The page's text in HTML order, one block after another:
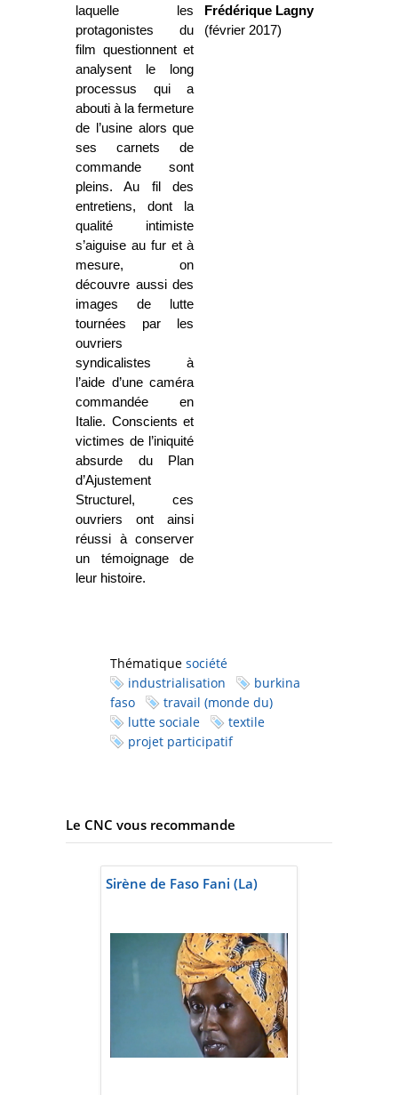
laquelle les
protagonistes du
film questionnent et
analysent le long
processus qui a
abouti à la fermeture
de l’usine alors que
ses carnets de
commande sont
pleins. Au fil des
entretiens, dont la
qualité intimiste
s’aiguise au fur et à
mesure, on
découvre aussi des
images de lutte
tournées par les
ouvriers
syndicalistes à
l’aide d’une caméra
commandée en
Italie. Conscients et
victimes de l’iniquité
absurde du Plan
d’Ajustement
Structurel, ces
ouvriers ont ainsi
réussi à conserver
un témoignage de
leur histoire.
Frédérique Lagny
(février 2017)
Thématique société
industrialisation
burkina
faso
travail (monde du)
lutte sociale
textile
projet participatif
Le CNC vous recommande
Sirène de Faso Fani (La)